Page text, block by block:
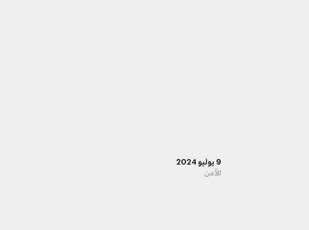
9 يوليو 2024
الأمن